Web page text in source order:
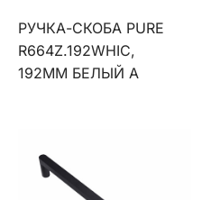
РУЧКА-СКОБА PURE
R664Z.192WHIC,
192ММ БЕЛЫЙ А